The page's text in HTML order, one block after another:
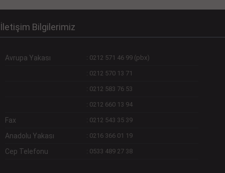
İletişim Bilgilerimiz
Avrupa Yakası : 0212 571 46 99 (pbx)
: 0212 570 13 71
: 0212 583 76 53
: 0212 660 13 94
Fax : 0212 543 35 39
Anadolu Yakası : 0216 366 01 19
Cep Telefonu : 0533 489 27 38